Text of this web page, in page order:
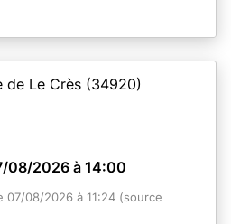
de Le Crès (34920)
08/2026 à 14:00
07/08/2026 à 11:24 (source